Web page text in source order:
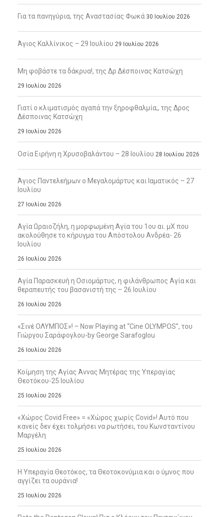
Για τα πανηγύρια, της Αναστασίας Φωκά 30 Ιουλίου 2026
Άγιος Καλλίνικος – 29 Ιουλίου 29 Ιουλίου 2026
Μη φοβάστε τα δάκρυα!, της Δρ Δέσποινας Κατσώχη
29 Ιουλίου 2026
Γιατί ο κλιματισμός αγαπά την ξηροφθαλμία;, της Δρος
Δέσποινας Κατσώχη
29 Ιουλίου 2026
Οσία Ειρήνη η Χρυσοβαλάντου – 28 Ιουλίου 28 Ιουλίου 2026
Άγιος Παντελεήμων ο Μεγαλομάρτυς και Ιαματικός – 27
Ιουλίου
27 Ιουλίου 2026
Αγία Ωραιοζήλη, η μορφωμένη Αγία του 1ου αι. μΧ που
ακολούθησε το κήρυγμα του Απόστολου Ανδρέα- 26
Ιουλίου
26 Ιουλίου 2026
Αγία Παρασκευή η Οσιομάρτυς, η φιλάνθρωπος Αγία και
θεραπευτής του βασανιστή της – 26 Ιουλίου
26 Ιουλίου 2026
«Σινέ ΟΛΥΜΠΟΣ»! – Now Playing at “Cine OLYMPOS”, του
Γιώργου Σαράφογλου-by George Sarafoglou
26 Ιουλίου 2026
Κοίμηση της Αγίας Άννας Μητέρας της Υπεραγίας
Θεοτόκου-25 Ιουλίου
25 Ιουλίου 2026
«Χώρος Covid Free» = «Χώρος χωρίς Covid»! Αυτό που
κανείς δεν έχει τολμήσει να ρωτήσει, του Κωνσταντίνου
Μαργέλη
25 Ιουλίου 2026
Η Υπεραγία Θεοτόκος, τα Θεοτοκονύμια και ο ύμνος που
αγγίζει τα ουράνια!
25 Ιουλίου 2026